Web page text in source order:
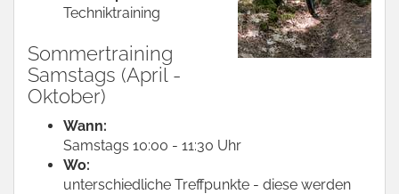
Techniktraining
Sommertraining
Samstags (April -
Oktober)
Wann:
Samstags 10:00 - 11:30 Uhr
Wo:
unterschiedliche Treffpunkte - diese werden